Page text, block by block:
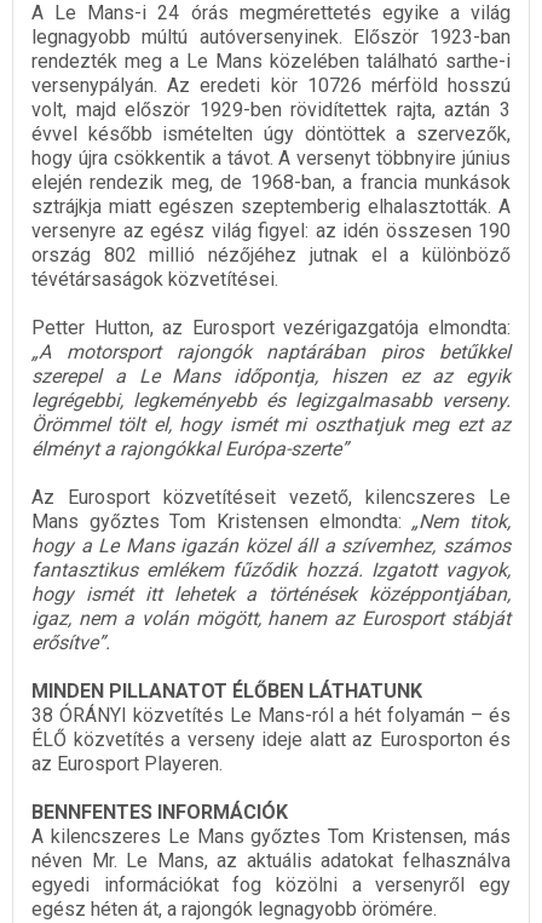
A Le Mans-i 24 órás megmérettetés egyike a világ
legnagyobb múltú autóversenyinek. Először 1923-ban
rendezték meg a Le Mans közelében található sarthe-i
versenypályán. Az eredeti kör 10726 mérföld hosszú
volt, majd először 1929-ben rövidítettek rajta, aztán 3
évvel később ismételten úgy döntöttek a szervezők,
hogy újra csökkentik a távot. A versenyt többnyire június
elején rendezik meg, de 1968-ban, a francia munkások
sztrájkja miatt egészen szeptemberig elhalasztották. A
versenyre az egész világ figyel: az idén összesen 190
ország 802 millió nézőjéhez jutnak el a különböző
tévétársaságok közvetítései.
Petter Hutton, az Eurosport vezérigazgatója elmondta:
„A motorsport rajongók naptárában piros betűkkel
szerepel a Le Mans időpontja, hiszen ez az egyik
legrégebbi, legkeményebb és legizgalmasabb verseny.
Örömmel tölt el, hogy ismét mi oszthatjuk meg ezt az
élményt a rajongókkal Európa-szerte”
Az Eurosport közvetítéseit vezető, kilencszeres Le
Mans győztes Tom Kristensen elmondta: „Nem titok,
hogy a Le Mans igazán közel áll a szívemhez, számos
fantasztikus emlékem fűződik hozzá. Izgatott vagyok,
hogy ismét itt lehetek a történések középpontjában,
igaz, nem a volán mögött, hanem az Eurosport stábját
erősítve”.
MINDEN PILLANATOT ÉLŐBEN LÁTHATUNK
38 ÓRÁNYI közvetítés Le Mans-ról a hét folyamán – és
ÉLŐ közvetítés a verseny ideje alatt az Eurosporton és
az Eurosport Playeren.
BENNFENTES INFORMÁCIÓK
A kilencszeres Le Mans győztes Tom Kristensen, más
néven Mr. Le Mans, az aktuális adatokat felhasználva
egyedi információkat fog közölni a versenyről egy
egész héten át, a rajongók legnagyobb örömére.